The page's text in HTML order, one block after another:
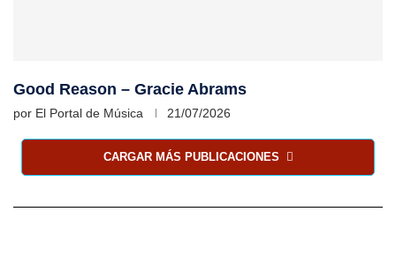
Good Reason – Gracie Abrams
por El Portal de Música 21/07/2026
CARGAR MÁS PUBLICACIONES